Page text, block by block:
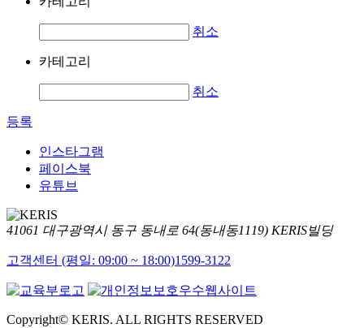
취소
카테고리
취소
등록
인스타그램
페이스북
유튜브
41061 대구광역시 동구 동내로 64(동내동1119) KERIS빌딩
고객센터 (평일: 09:00 ~ 18:00)1599-3122
Copyright© KERIS. ALL RIGHTS RESERVED